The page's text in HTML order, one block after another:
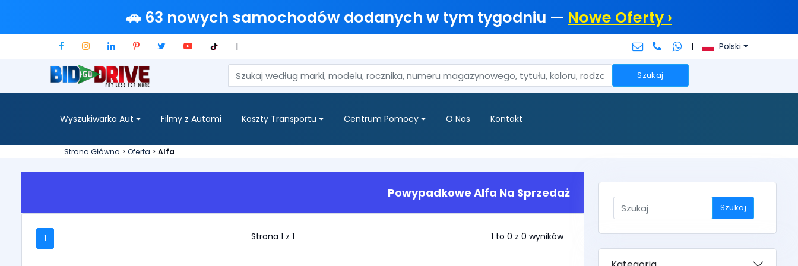
🚗 63 nowych samochodów dodanych w tym tygodniu — Nowe Oferty ›
| | Polski
Szukaj
Wyszukiwarka Aut Filmy z Autami Koszty Transportu Centrum Pomocy O Nas Kontakt
Strona Główna > Oferta > Alfa
Powypadkowe Alfa Na Sprzedaż
1 Strona 1 z 1 1 to 0 z 0 wyników
Szukaj